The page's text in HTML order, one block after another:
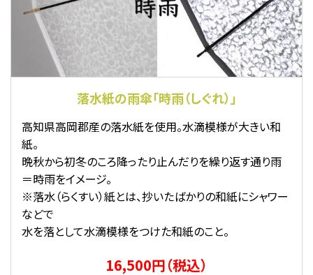
落水紙の雨傘「時雨（しぐれ）」
高知県高岡郡産の落水紙を使用。水滴模様が大きい和
紙。
晩秋から初冬のころ降ったり止んだりを繰り返す通り雨
＝時雨をイメージ。
※落水（らくすい）紙とは、抄いたばかりの和紙にシャワー
などで
水を落として水滴模様をつけた和紙のこと。
16,500円（税込）